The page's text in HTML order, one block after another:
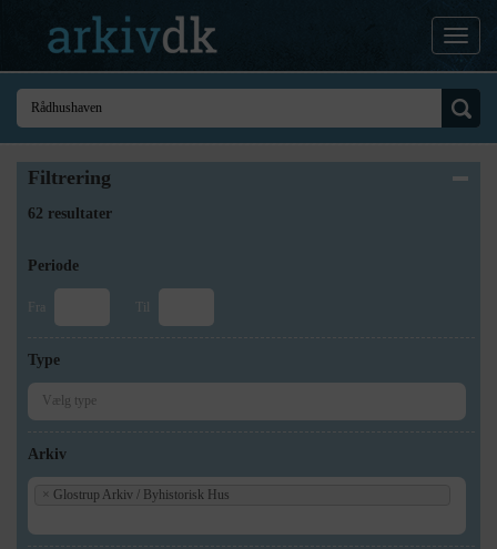
Filtrering
62 resultater
Periode
Fra Til
Type
Arkiv
× Glostrup Arkiv / Byhistorisk Hus